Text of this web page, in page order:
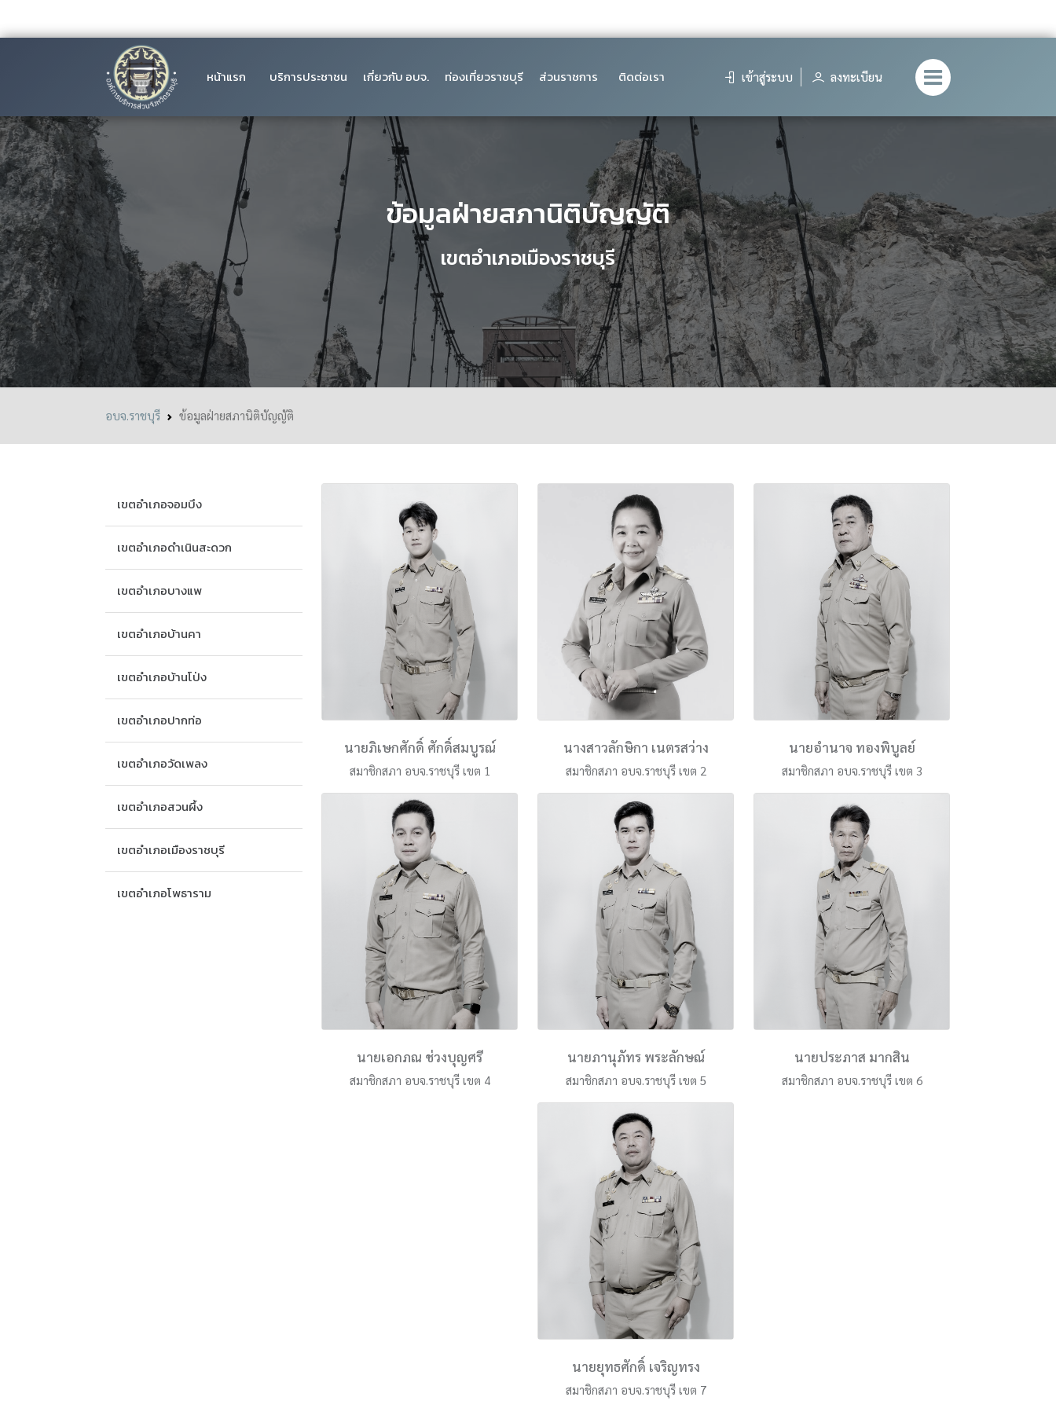
หน้าแรก บริการประชาชน เกี่ยวกับ อบจ. ท่องเที่ยวราชบุรี ส่วนราชการ ติดต่อเรา เข้าสู่ระบบ ลงทะเบียน
ข้อมูลฝ่ายสภานิติบัญญัติ
เขตอำเภอเมืองราชบุรี
อบจ.ราชบุรี ข้อมูลฝ่ายสภานิติบัญญัติ
เขตอำเภอจอมบึง
เขตอำเภอดำเนินสะดวก
เขตอำเภอบางแพ
เขตอำเภอบ้านคา
เขตอำเภอบ้านโป่ง
เขตอำเภอปากท่อ
เขตอำเภอวัดเพลง
เขตอำเภอสวนผึ้ง
เขตอำเภอเมืองราชบุรี
เขตอำเภอโพธาราม
นายภิเษกศักดิ์ ศักดิ์สมบูรณ์
สมาชิกสภา อบจ.ราชบุรี เขต 1
นางสาวลักษิกา เนตรสว่าง
สมาชิกสภา อบจ.ราชบุรี เขต 2
นายอำนาจ ทองพิบูลย์
สมาชิกสภา อบจ.ราชบุรี เขต 3
นายเอกภณ ช่วงบุญศรี
สมาชิกสภา อบจ.ราชบุรี เขต 4
นายภานุภัทร พระลักษณ์
สมาชิกสภา อบจ.ราชบุรี เขต 5
นายประภาส มากสิน
สมาชิกสภา อบจ.ราชบุรี เขต 6
นายยุทธศักดิ์ เจริญทรง
สมาชิกสภา อบจ.ราชบุรี เขต 7